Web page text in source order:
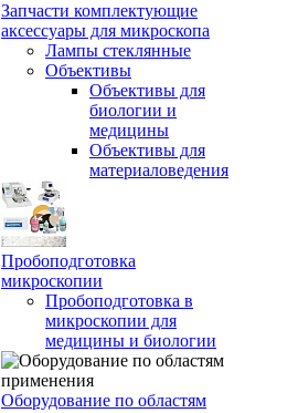
Запчасти комплектующие
аксессуары для микроскопа
Лампы стеклянные
Объективы
Объективы для
биологии и
медицины
Объективы для
материаловедения
Пробоподготовка
микроскопии
Пробоподготовка в
микроскопии для
медицины и биологии
Оборудование по областям